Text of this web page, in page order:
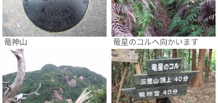
竜神山 竜星のコルへ向かいます